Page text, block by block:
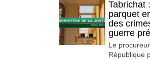
Tabrichat
parquet
des
guerre
Le
République